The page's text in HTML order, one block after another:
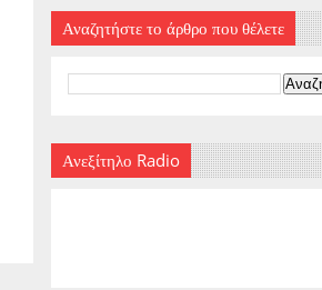
Αναζητήστε το άρθρο που θέλετε
Ανεξίτηλο Radio